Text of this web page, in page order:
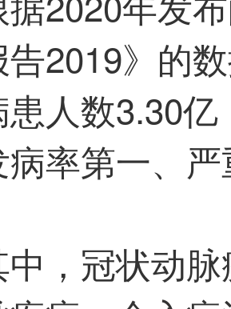
2019》的
患人数3.30
率第一、
中，冠状动